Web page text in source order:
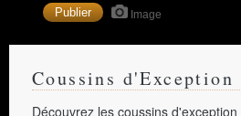
Image
Coussins d'Exception
Découvrez les coussins d'exception